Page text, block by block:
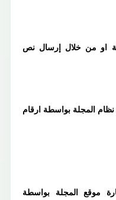
او من خلال إرسال نص
المجلة بواسطة ارقام
موقع المجلة بواسطة